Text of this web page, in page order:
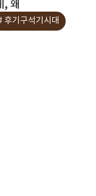
, 왜
후기구석기시대